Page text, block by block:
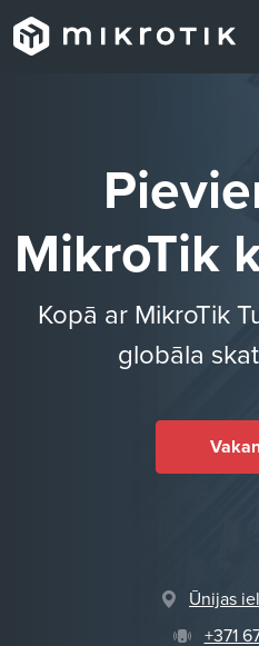
MikroTik
Kopā ar MikroTik
globāla
Ūnijas
+371